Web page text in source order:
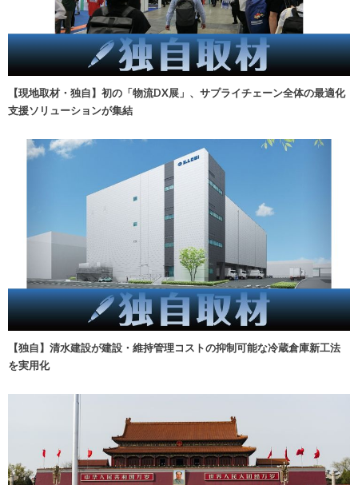
【現地取材・独自】初の「物流DX展」、サプライチェーン全体の最適化
支援ソリューションが集結
【独自】清水建設が建設・維持管理コストの抑制可能な冷蔵倉庫新工法
を実用化